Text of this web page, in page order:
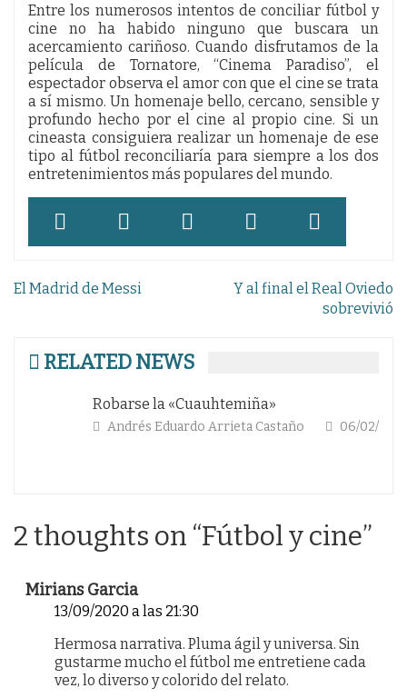
Entre los numerosos intentos de conciliar fútbol y
cine no ha habido ninguno que buscara un
acercamiento cariñoso. Cuando disfrutamos de la
película de Tornatore, “Cinema Paradiso”, el
espectador observa el amor con que el cine se trata
a sí mismo. Un homenaje bello, cercano, sensible y
profundo hecho por el cine al propio cine. Si un
cineasta consiguiera realizar un homenaje de ese
tipo al fútbol reconciliaría para siempre a los dos
entretenimientos más populares del mundo.
Navegación
El Madrid de Messi
Y al final el Real Oviedo
sobrevivió
RELATED NEWS
Robarse la «Cuauhtemiña»
Andrés Eduardo Arrieta Castaño 06/02/2026
2 thoughts on “Fútbol y cine”
Mirians Garcia
13/09/2020 a las 21:30
Hermosa narrativa. Pluma ágil y universa. Sin
gustarme mucho el fútbol me entretiene cada
vez, lo diverso y colorido del relato.